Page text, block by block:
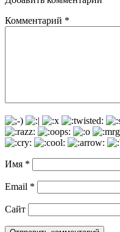
Комментарий *
Имя *
Email *
Сайт